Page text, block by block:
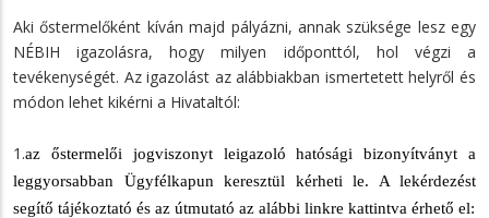
Aki őstermelőként kíván majd pályázni, annak szüksége lesz egy
NÉBIH igazolásra, hogy milyen időponttól, hol végzi a
tevékenységét. Az igazolást az alábbiakban ismertetett helyről és
módon lehet kikérni a Hivataltól:
1.az őstermelői jogviszonyt leigazoló hatósági bizonyítványt a
leggyorsabban Ügyfélkapun keresztül kérheti le. A lekérdezést
segítő tájékoztató és az útmutató az alábbi linkre kattintva érhető el: